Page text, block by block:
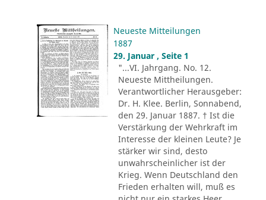
Neueste Mitteilungen
1887
29. Januar , Seite 1
"...VI. Jahrgang. No. 12.
Neueste Mittheilungen.
Verantwortlicher Herausgeber:
Dr. H. Klee. Berlin, Sonnabend,
den 29. Januar 1887. † Ist die
Verstärkung der Wehrkraft im
Interesse der kleinen Leute? Je
stärker wir sind, desto
unwahrscheinlicher ist der
Krieg. Wenn Deutschland den
Frieden erhalten will, muß es